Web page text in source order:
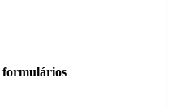
formulários